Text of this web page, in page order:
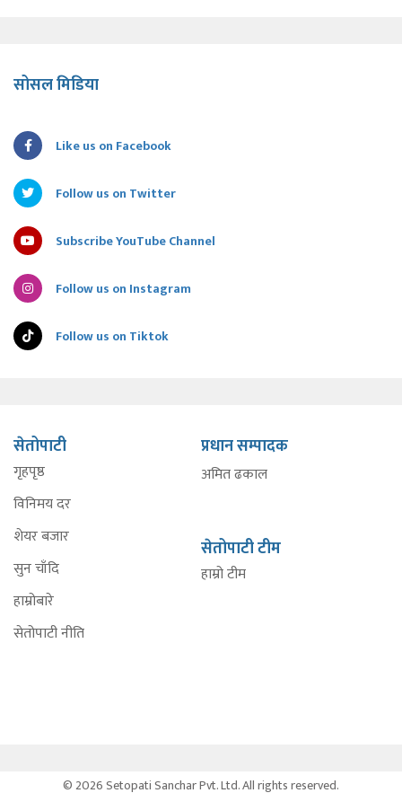
सोसल मिडिया
Like us on Facebook
Follow us on Twitter
Subscribe YouTube Channel
Follow us on Instagram
Follow us on Tiktok
सेतोपाटी
गृहपृष्ठ
विनिमय दर
शेयर बजार
सुन चाँदि
हाम्रोबारे
सेतोपाटी नीति
प्रधान सम्पादक
अमित ढकाल
सेतोपाटी टीम
हाम्रो टीम
© 2026 Setopati Sanchar Pvt. Ltd. All rights reserved.